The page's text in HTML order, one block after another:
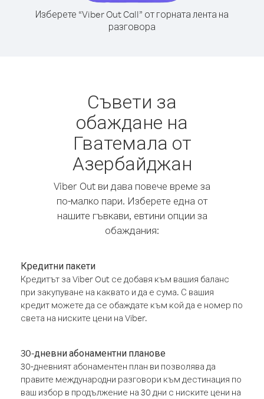
Изберете “Viber Out Call” от горната лента на
разговора
Съвети за
обаждане на
Гватемала от
Азербайджан
Viber Out ви дава повече време за
по-малко пари. Изберете една от
нашите гъвкави, евтини опции за
обаждания:
Кредитни пакети
Кредитът за Viber Out се добавя към вашия баланс
при закупуване на каквато и да е сума. С вашия
кредит можете да се обаждате към кой да е номер по
света на ниските цени на Viber.
30-дневни абонаментни планове
30-дневният абонаментен план ви позволява да
правите международни разговори към дестинация по
ваш избор в продължение на 30 дни с ниските цени на